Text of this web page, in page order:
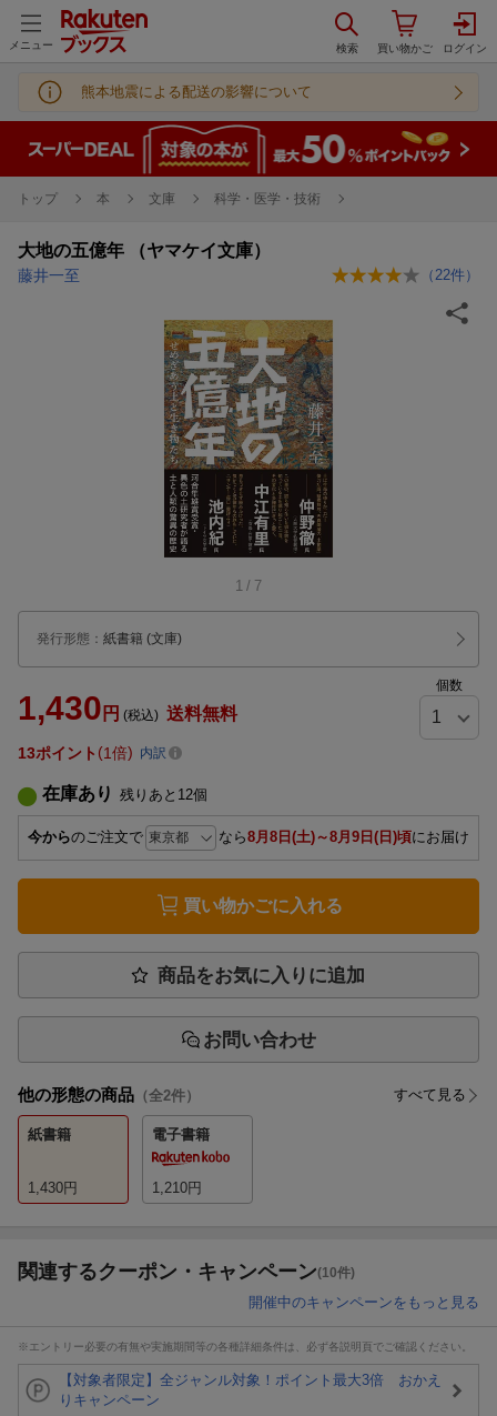
メニュー
熊本地震による配送の影響について
トップ 本 文庫 科学・医学・技術
大地の五億年 （ヤマケイ文庫）
藤井一至 （ 22件）
1 / 7
発行形態 ： 紙書籍 (文庫)
1,430 円 (税込) 送料無料
個数
13ポイント 1倍 内訳
在庫あり 残りあと 12個
今からのご注文で なら8月8日(土)～8月9日(日)頃にお届け
買い物かごに入れる
商品をお気に入りに追加
お問い合わせ
他の形態の商品 （全2件） すべて見る
紙書籍
1,430円
電子書籍
1,210円
関連するクーポン・キャンペーン(10件)
開催中のキャンペーンをもっと見る
※エントリー必要の有無や実施期間等の各種詳細条件は、必ず各説明頁でご確認ください。
【対象者限定】全ジャンル対象！ポイント最大3倍 おかえ
りキャンペーン